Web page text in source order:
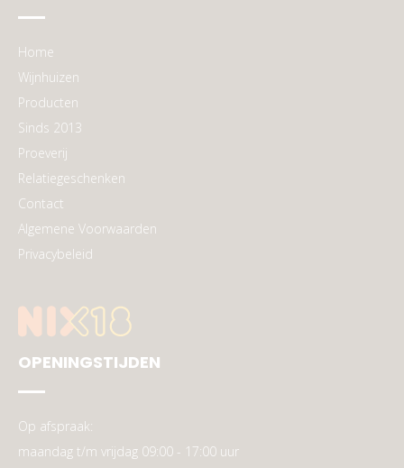
Home
Wijnhuizen
Producten
Sinds 2013
Proeverij
Relatiegeschenken
Contact
Algemene Voorwaarden
Privacybeleid
OPENINGSTIJDEN
Op afspraak:
maandag t/m vrijdag 09:00 - 17:00 uur